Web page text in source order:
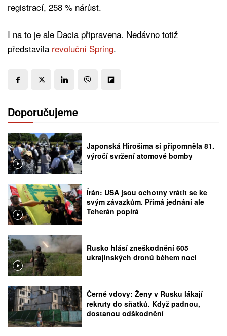
registrací, 258 % nárůst.
I na to je ale Dacia připravena. Nedávno totiž
představila revoluční Spring.
Doporučujeme
Japonská Hirošima si připomněla 81.
výročí svržení atomové bomby
Írán: USA jsou ochotny vrátit se ke
svým závazkům. Přímá jednání ale
Teherán popírá
Rusko hlásí zneškodnění 605
ukrajinských dronů během noci
Černé vdovy: Ženy v Rusku lákají
rekruty do sňatků. Když padnou,
dostanou odškodnění